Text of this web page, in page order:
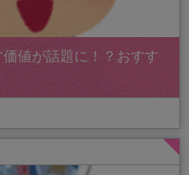
値が話題に！？おすす